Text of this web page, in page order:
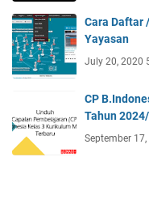
Cara Daftar
Yayasan
July 20, 2020
CP
Tahun
September